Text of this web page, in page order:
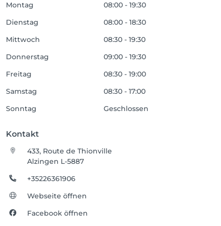
Montag
08:00 - 19:30
Dienstag
08:00 - 18:30
Mittwoch
08:30 - 19:30
Donnerstag
09:00 - 19:30
Freitag
08:30 - 19:00
Samstag
08:30 - 17:00
Sonntag
Geschlossen
Kontakt
433, Route de Thionville
Alzingen L-5887
+35226361906
Webseite öffnen
Facebook öffnen